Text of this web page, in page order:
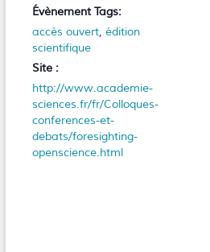
Évènement Tags:
accès ouvert, édition
scientifique
Site :
http://www.academie-
sciences.fr/fr/Colloques-
conferences-et-
debats/foresighting-
openscience.html